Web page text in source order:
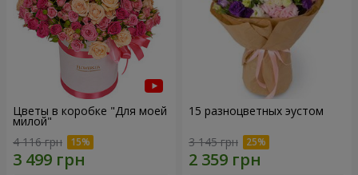
Цветы в коробке "Для моей
милой"
4 116 грн
15 разноцветных эустом
3 145 грн